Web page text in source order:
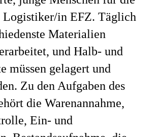
Logistiker/in EFZ. Täglich
Materialien
und Halb- und
müssen gelagert und
Zu den Aufgaben des
die Warenannahme,
Ein- und